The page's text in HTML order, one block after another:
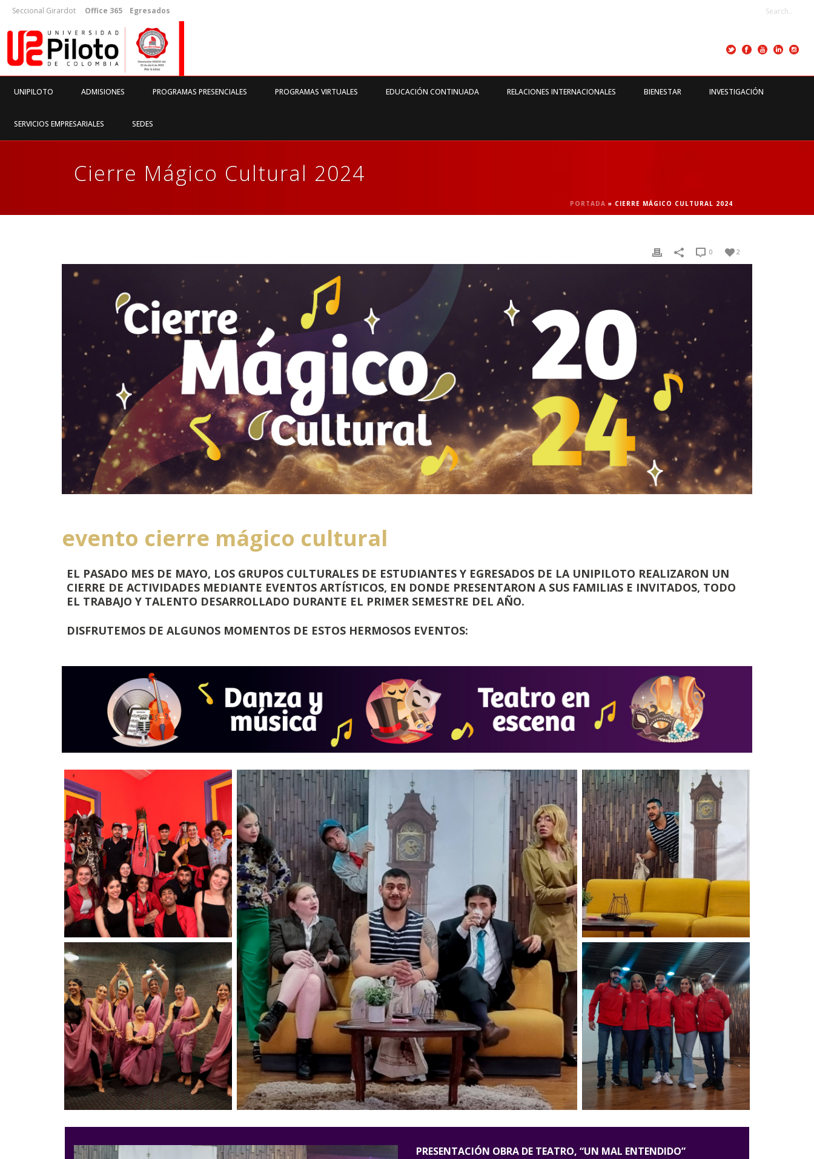
Seccional Girardot Office 365 Egresados
UNIPILOTO ADMISIONES PROGRAMAS PRESENCIALES PROGRAMAS VIRTUALES EDUCACIÓN CONTINUADA RELACIONES INTERNACIONALES BIENESTAR INVESTIGACIÓN
SERVICIOS EMPRESARIALES SEDES
Cierre Mágico Cultural 2024
PORTADA » CIERRE MÁGICO CULTURAL 2024
2
0
evento cierre mágico cultural
EL PASADO MES DE MAYO, LOS GRUPOS CULTURALES DE ESTUDIANTES Y EGRESADOS DE LA UNIPILOTO REALIZARON UN
CIERRE DE ACTIVIDADES MEDIANTE EVENTOS ARTÍSTICOS, EN DONDE PRESENTARON A SUS FAMILIAS E INVITADOS, TODO
EL TRABAJO Y TALENTO DESARROLLADO DURANTE EL PRIMER SEMESTRE DEL AÑO.
DISFRUTEMOS DE ALGUNOS MOMENTOS DE ESTOS HERMOSOS EVENTOS:
PRESENTACIÓN OBRA DE TEATRO, “UN MAL ENTENDIDO”